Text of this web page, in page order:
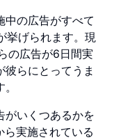
中の広告がすべて
挙げられます。現
の広告が6日間実
らにとってうま
がいくつあるかを
ら実施されている